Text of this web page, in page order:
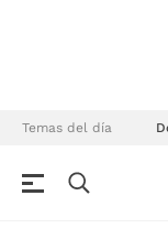
Temas del día